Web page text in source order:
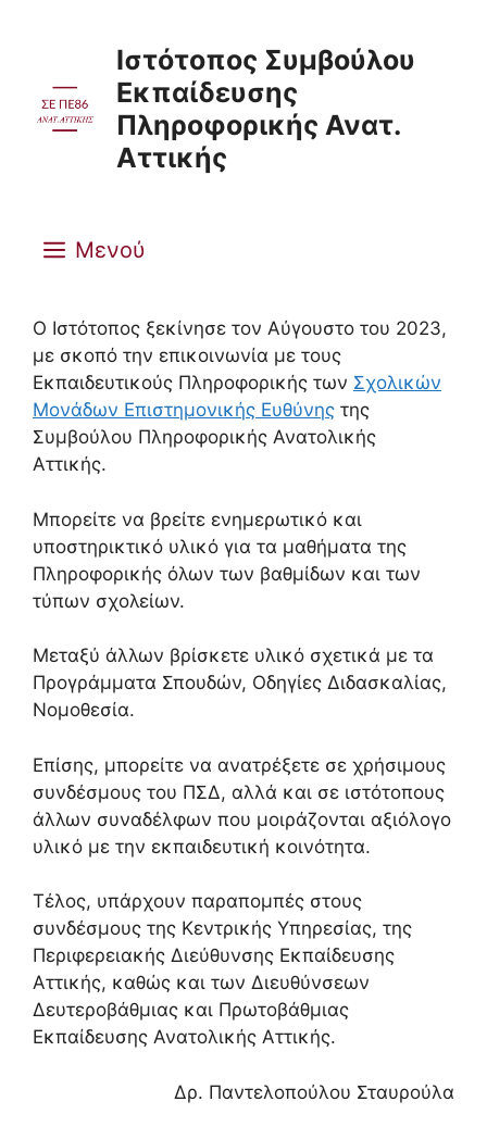
Ιστότοπος Συμβούλου
Εκπαίδευσης
Πληροφορικής Ανατ.
Αττικής
Μενού
Ο Ιστότοπος ξεκίνησε τον Αύγουστο του 2023,
με σκοπό την επικοινωνία με τους
Εκπαιδευτικούς Πληροφορικής των Σχολικών
Μονάδων Επιστημονικής Ευθύνης της
Συμβούλου Πληροφορικής Ανατολικής
Αττικής.
Μπορείτε να βρείτε ενημερωτικό και
υποστηρικτικό υλικό για τα μαθήματα της
Πληροφορικής όλων των βαθμίδων και των
τύπων σχολείων.
Μεταξύ άλλων βρίσκετε υλικό σχετικά με τα
Προγράμματα Σπουδών, Οδηγίες Διδασκαλίας,
Νομοθεσία.
Επίσης, μπορείτε να ανατρέξετε σε χρήσιμους
συνδέσμους του ΠΣΔ, αλλά και σε ιστότοπους
άλλων συναδέλφων που μοιράζονται αξιόλογο
υλικό με την εκπαιδευτική κοινότητα.
Τέλος, υπάρχουν παραπομπές στους
συνδέσμους της Κεντρικής Υπηρεσίας, της
Περιφερειακής Διεύθυνσης Εκπαίδευσης
Αττικής, καθώς και των Διευθύνσεων
Δευτεροβάθμιας και Πρωτοβάθμιας
Εκπαίδευσης Ανατολικής Αττικής.
Δρ. Παντελοπούλου Σταυρούλα